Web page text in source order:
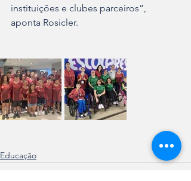
instituições e clubes parceiros”,
aponta Rosicler.
Educação